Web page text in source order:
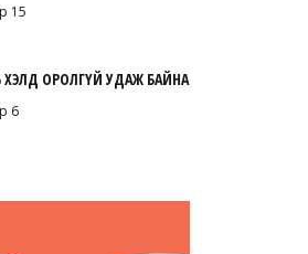
15
ОРОЛГҮЙ УДАЖ БАЙНА
6